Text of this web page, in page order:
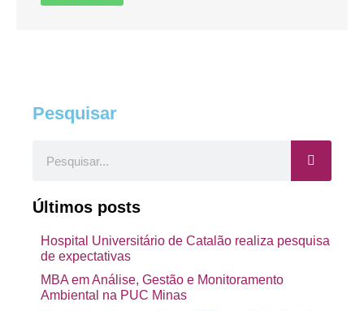
Pesquisar
Últimos posts
Hospital Universitário de Catalão realiza pesquisa
de expectativas
MBA em Análise, Gestão e Monitoramento
Ambiental na PUC Minas